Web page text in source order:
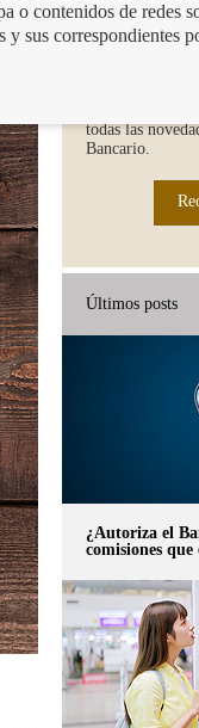
Recibe en tu
todas las
Bancario.
Últimos posts
¿Autoriza el
comisiones
o contenidos de redes
sus correspondientes